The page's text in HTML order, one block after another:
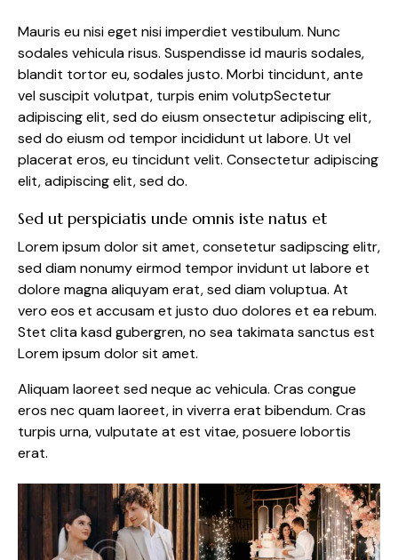
Mauris eu nisi eget nisi imperdiet vestibulum. Nunc
sodales vehicula risus. Suspendisse id mauris sodales,
blandit tortor eu, sodales justo. Morbi tincidunt, ante
vel suscipit volutpat, turpis enim volutpSectetur
adipiscing elit, sed do eiusm onsectetur adipiscing elit,
sed do eiusm od tempor incididunt ut labore. Ut vel
placerat eros, eu tincidunt velit. Consectetur adipiscing
elit, adipiscing elit, sed do.
Sed ut perspiciatis unde omnis iste natus et
Lorem ipsum dolor sit amet, consetetur sadipscing elitr,
sed diam nonumy eirmod tempor invidunt ut labore et
dolore magna aliquyam erat, sed diam voluptua. At
vero eos et accusam et justo duo dolores et ea rebum.
Stet clita kasd gubergren, no sea takimata sanctus est
Lorem ipsum dolor sit amet.
Aliquam laoreet sed neque ac vehicula. Cras congue
eros nec quam laoreet, in viverra erat bibendum. Cras
turpis urna, vulputate at est vitae, posuere lobortis
erat.